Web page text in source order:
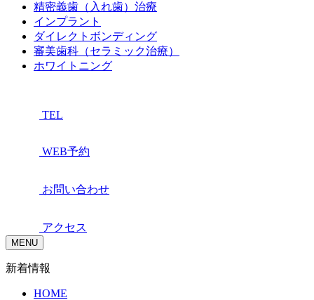
精密義歯（入れ歯）治療
インプラント
ダイレクトボンディング
審美歯科（セラミック治療）
ホワイトニング
TEL
WEB予約
お問い合わせ
アクセス
MENU
新着情報
HOME